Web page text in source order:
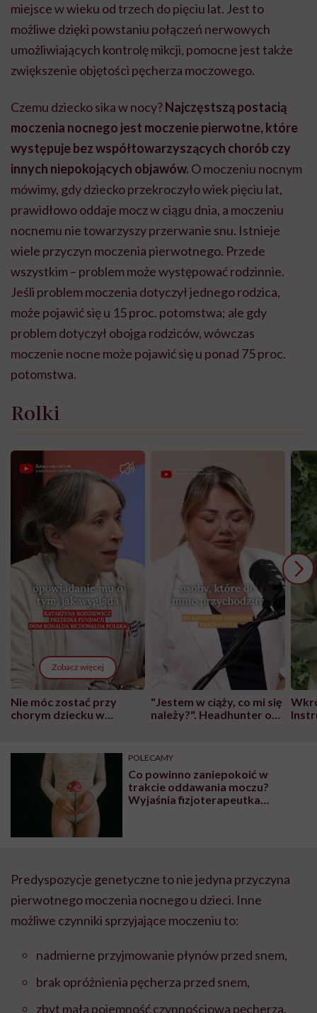
miejsce w wieku od trzech do pięciu lat. Jest to
możliwe dzięki powstaniu połączeń nerwowych
umożliwiających kontrolę mikcji, pomocne jest także
zwiększenie objętości pęcherza moczowego.
Czemu dziecko sika w nocy?Najczęstszą postacią
moczenia nocnego jest moczenie pierwotne, które
występuje bez współtowarzyszących chorób czy
innych niepokojących objawów. O moczeniu nocnym
mówimy, gdy dziecko przekroczyło wiek pięciu lat,
prawidłowo oddaje mocz w ciągu dnia, a moczeniu
nocnemu nie towarzyszy przerwanie snu. Istnieje
wiele przyczyn moczenia pierwotnego. Przede
wszystkim – problem może występować rodzinnie.
Jeśli problem moczenia dotyczył jednego rodzica,
może pojawić się u 15 proc. potomstwa; ale gdy
problem dotyczył obojga rodziców, wówczas
moczenie nocne może pojawić się u ponad 75 proc.
potomstwa.
Rolki
Zobacz więcej
Nie móc zostać przy
chorym dziecku w
może chyba tylko
głupota i brak
wyobraźni"
"Jestem w ciąży, co mi się
należy?". Headhunter o
pracy
POLECAMY
Co powinno zaniepokoić w
trakcie oddawania moczu?
Wyjaśnia fizjoterapeutka
Predyspozycje genetyczne to nie jedyna przyczyna
pierwotnego moczenia nocnego u dzieci. Inne
możliwe czynniki sprzyjające moczeniu to:
nadmierne przyjmowanie płynów przed snem,
brak opróżnienia pęcherza przed snem,
zbyt mała pojemność czynnościowa pęcherza,